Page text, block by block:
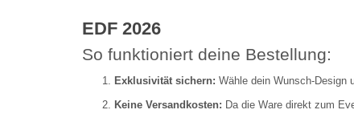
EDF 2026
So funktioniert deine Bestellung:
Exklusivität sichern: Wähle dein Wunsch-Design
Keine Versandkosten: Da die Ware direkt zum